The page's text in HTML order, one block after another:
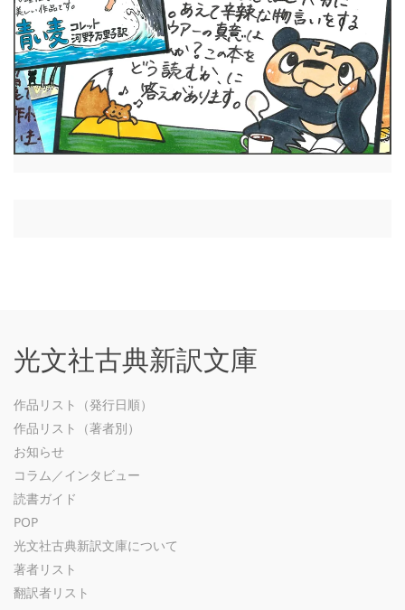
光文社古典新訳文庫
作品リスト（発行日順）
作品リスト（著者別）
お知らせ
コラム／インタビュー
読書ガイド
POP
光文社古典新訳文庫について
著者リスト
翻訳者リスト